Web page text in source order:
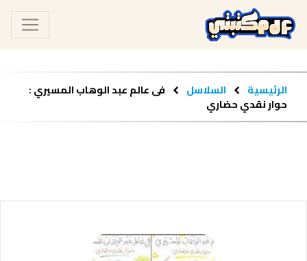
الرئيسية السلاسل فى عالم عبد الوهاب المسيري :
حوار نقدي حضاري